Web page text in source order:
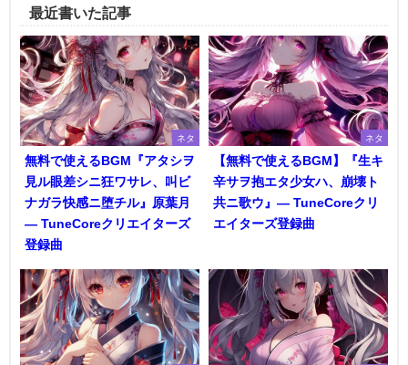
最近書いた記事
ネタ
無料で使えるBGM『アタシヲ
見ル眼差シニ狂ワサレ、叫ビ
ナガラ快感ニ堕チル』原葉月
― TuneCoreクリエイターズ
登録曲
ネタ
【無料で使えるBGM】『生キ
辛サヲ抱エタ少女ハ、崩壊ト
共ニ歌ウ』― TuneCoreクリ
エイターズ登録曲